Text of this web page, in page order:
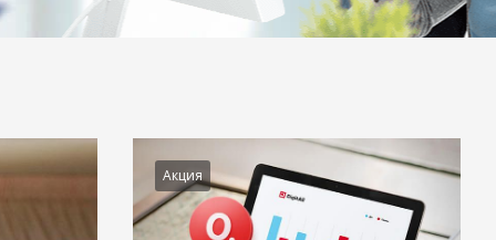
Акция